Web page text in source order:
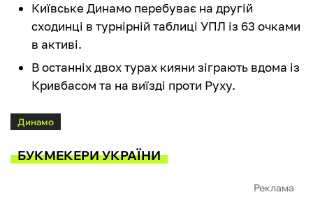
Київське Динамо перебуває на другій
сходинці в турнірній таблиці УПЛ із 63 очками
в активі.
В останніх двох турах кияни зіграють вдома із
Кривбасом та на виїзді проти Руху.
Динамо
БУКМЕКЕРИ УКРАЇНИ
Реклама